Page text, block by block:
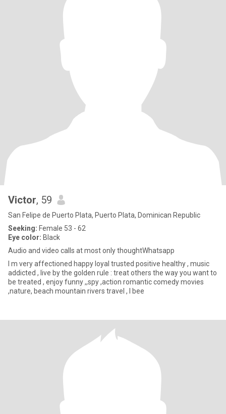
Victor, 59
San Felipe de Puerto Plata, Puerto Plata, Dominican Republic
Seeking: Female 53 - 62
Eye color: Black
Audio and video calls at most only thoughtWhatsapp
I m very affectioned happy loyal trusted positive healthy , music
addicted , live by the golden rule : treat others the way you want to
be treated , enjoy funny ,,spy ,action romantic comedy movies
,nature, beach mountain rivers travel , I bee